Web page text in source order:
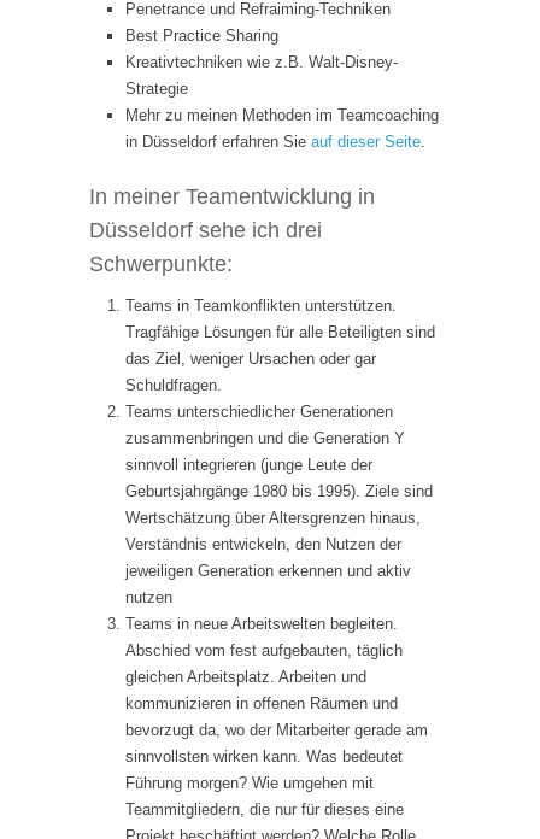
Penetrance und Refraiming-Techniken
Best Practice Sharing
Kreativtechniken wie z.B. Walt-Disney-
Strategie
Mehr zu meinen Methoden im Teamcoaching
in Düsseldorf erfahren Sie auf dieser Seite.
In meiner Teamentwicklung in
Düsseldorf sehe ich drei
Schwerpunkte:
Teams in Teamkonflikten unterstützen.
Tragfähige Lösungen für alle Beteiligten sind
das Ziel, weniger Ursachen oder gar
Schuldfragen.
Teams unterschiedlicher Generationen
zusammenbringen und die Generation Y
sinnvoll integrieren (junge Leute der
Geburtsjahrgänge 1980 bis 1995). Ziele sind
Wertschätzung über Altersgrenzen hinaus,
Verständnis entwickeln, den Nutzen der
jeweiligen Generation erkennen und aktiv
nutzen
Teams in neue Arbeitswelten begleiten.
Abschied vom fest aufgebauten, täglich
gleichen Arbeitsplatz. Arbeiten und
kommunizieren in offenen Räumen und
bevorzugt da, wo der Mitarbeiter gerade am
sinnvollsten wirken kann. Was bedeutet
Führung morgen? Wie umgehen mit
Teammitgliedern, die nur für dieses eine